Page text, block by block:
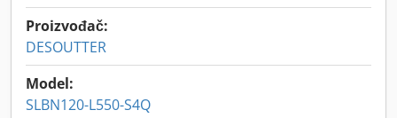
Proizvođač:
DESOUTTER
Model:
SLBN120-L550-S4Q